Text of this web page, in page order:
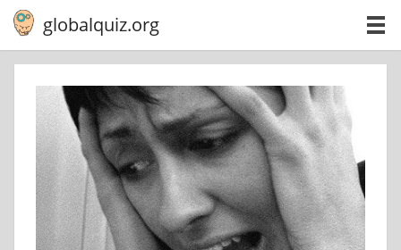
globalquiz.org